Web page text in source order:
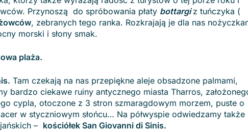
Przynoszą do spróbowania płaty bottargiz tuńczyka (
, zebranych tego ranka. Rozkrajają je dla nas
morski i słony smak.
plaża.
Tam czekają na nas przepiękne aleje obsadzone palmami,
bardzo ciekawe ruiny antycznego miasta Tharros,
cypla, otoczone z 3 stron szmaragdowym morzem, puste o
w styczniowym słońcu… Na półwyspie odwiedzamy także
– kościółek San Giovanni di Sinis.